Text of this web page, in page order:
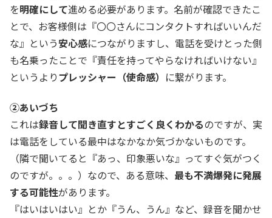
を明確にして進める必要があります。名前が確認できたこ
とで、お客様側は『〇〇さんにコンタクトすればいいんだ
な』という安心感につながりますし、電話を受けとった側
も名乗ったことで『責任を持ってやらなければいけない』
というよりプレッシャー（使命感） に繋がります。
②あいづち
これは録音して聞き直すとすごく良くわかるのですが、実
は電話をしている最中はなかなか気づかないものです。
（隣で聞いてると『あっ、印象悪いな』ってすぐ気がつく
のですが。。。）なので、ある意味、 最も不満爆発に発展
する可能性があります。
『はいはいはい』とか『うん、うん』など、録音を聞かせ